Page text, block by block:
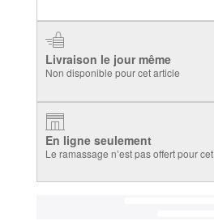
Livraison le jour même
Non disponible pour cet article
En ligne seulement
Le ramassage n’est pas offert pour